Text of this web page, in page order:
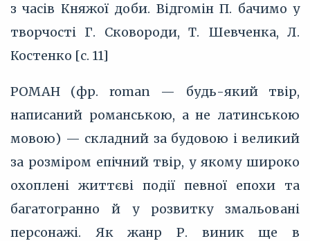
з часів Княжої доби. Відгомін П. бачимо у
творчості Г. Сковороди, Т. Шевченка, Л.
Костенко [с. 11]
РОМАН (фр. roman — будь-який твір,
написаний романською, а не латинською
мовою) — складний за будовою і великий
за розміром епічний твір, у якому широко
охоплені життєві події певної епохи та
багатогранно й у розвитку змальовані
персонажі. Як жанр Р. виник ще в